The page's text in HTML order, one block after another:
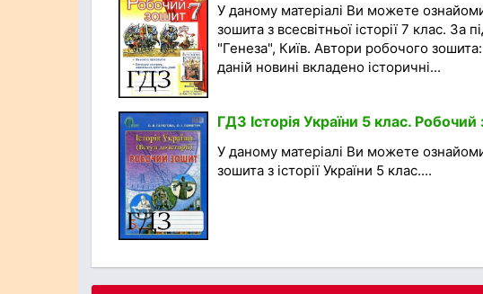
У даному матеріалі Ви можете
зошита з всесвітньої історії 7 клас.
"Генеза", Київ. Автори робочого
даній новині вкладено історичні...
ГДЗ Історія України 5 клас.
У даному матеріалі Ви можете
зошита з історії України 5 клас....